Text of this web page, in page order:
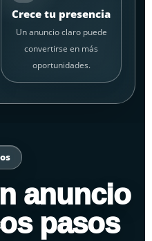
Crece tu presencia
Un anuncio claro puede
convertirse en más
oportunidades.
anuncio
pasos